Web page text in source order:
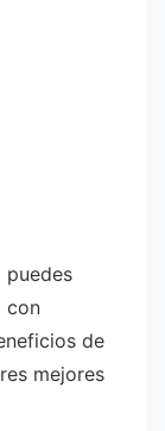
puedes
con
de
mejores